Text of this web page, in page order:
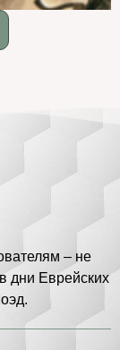
– не
дни Еврейских